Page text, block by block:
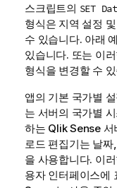
스크립트의 SET
형식은 지역 설정
수 있습니다. 아래
있습니다. 또는 이
형식을 변경할 수
앱의 기본 국가별
는 서버의 국가별
하는 Qlik Sense서
로드 편집기는 날
을 사용합니다. 이
용자 인터페이스에